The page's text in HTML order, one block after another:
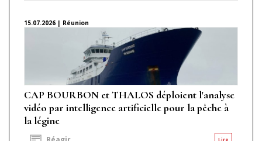
15.07.2026 | Réunion
CAP BOURBON et THALOS déploient l'analyse
vidéo par intelligence artificielle pour la pêche à
la légine
Lire